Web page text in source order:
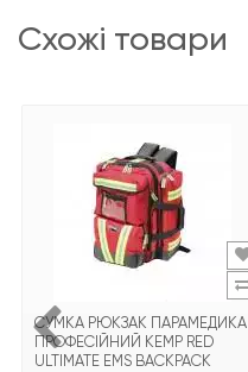
схожі товари
СУМКА РЮКЗАК ПАРАМЕДИКА
ПРОФЕСІЙНИЙ KEMP RED
ULTIMATE EMS BACKPACK